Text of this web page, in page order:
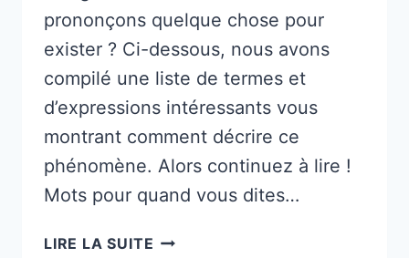
prononçons quelque chose pour
exister ? Ci-dessous, nous avons
compilé une liste de termes et
d’expressions intéressants vous
montrant comment décrire ce
phénomène. Alors continuez à lire !
Mots pour quand vous dites…
LIRE LA SUITE COMMENT